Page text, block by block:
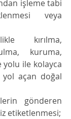
işleme tabi
veya
kırılma,
kuruma,
yolu ile kolayca
açan doğal
gönderen